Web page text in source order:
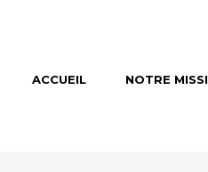
ACCUEIL NOTRE